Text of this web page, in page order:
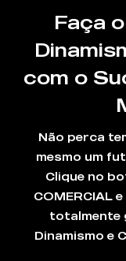
Faça
com o
Não perca
mesmo um
Clique no
COMERCIAL
totalmente
Dinamismo e